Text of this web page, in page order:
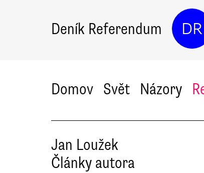
Deník Referendum DR
Domov Svět Názory
Jan Loužek
Články autora